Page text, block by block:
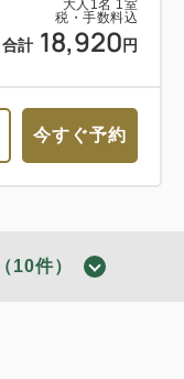
大人 1 名 1 室
税・手数料込
合計 18,920 円
今すぐ予約
10件）